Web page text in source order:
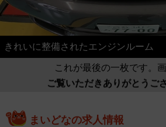
きれいに整備されたエンジンルーム
これが最後の一枚です。画
ご覧いただきありがとうご
まいどなの求人情報